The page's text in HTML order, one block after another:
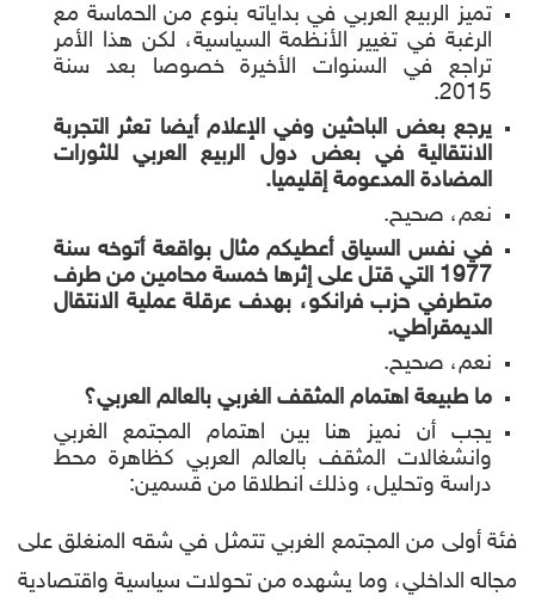
تميز الربيع العربي في بداياته بنوع من الحماسة مع
الرغبة في تغيير الأنظمة السياسية، لكن هذا الأمر
تراجع في السنوات الأخيرة خصوصا بعد سنة
2015.
يرجع بعض الباحثين وفي الإعلام أيضا تعثر التجربة
الانتقالية في بعض دول الربيع العربي للثورات
المضادة المدعومة إقليميا.
نعم، صحيح.
في نفس السياق أعطيكم مثال بواقعة أتوخه سنة
1977 التي قتل على إثرها خمسة محامين من طرف
متطرفي حزب فرانكو، بهدف عرقلة عملية الانتقال
الديمقراطي.
نعم، صحيح.
ما طبيعة اهتمام المثقف الغربي بالعالم العربي؟
يجب أن نميز هنا بين اهتمام المجتمع الغربي
وانشغالات المثقف بالعالم العربي كظاهرة محط
دراسة وتحليل، وذلك انطلاقا من قسمين:
فئة أولى من المجتمع الغربي تتمثل في شقه المنغلق على
مجاله الداخلي، وما يشهده من تحولات سياسية واقتصادية